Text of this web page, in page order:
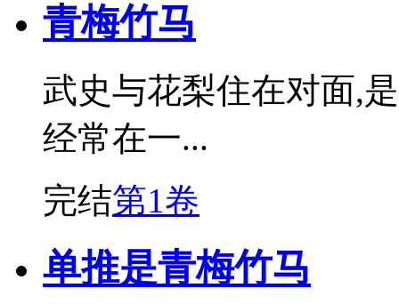
青梅竹马
武史与花梨住在对面,
经常在一...
完结第1卷
单推是青梅竹马